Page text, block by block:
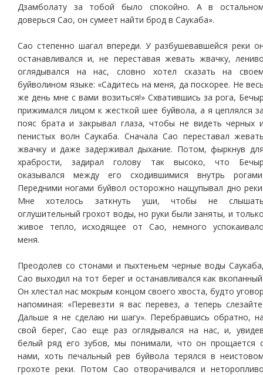
Дзамболату за тобой было спокойно. А в
доверься Сао, он сумеет найти брод в Саукаба».
Сао степенно шагал впереди. У разбушевавшейся реки
останавливался и, не переставая жевать жвачку,
оглядывался на нас, словно хотел сказать на
буйволином языке: «Садитесь на меня, да поскорее. Не
же день мне с вами возиться!» Схватившись за рога,
прижимался лицом к жесткой шее буйвола, а я цеплялся
пояс брата и закрывал глаза, чтобы не видеть черных
пенистых волн Саукаба. Сначала Сао переставал
жвачку и даже задерживал дыхание. Потом, фыркнув
храбрости, задирал голову так высоко, что
оказывался между его сходившимися внутрь
Передними ногами буйвол осторожно нащупывал дно
Мне хотелось заткнуть уши, чтобы не
оглушительный грохот воды, но руки были заняты, и
живое тепло, исходящее от Сао, немного
меня.
Преодолев со стонами и пыхтеньем черные воды
Сао выходил на тот берег и останавливался как
Он хлестал нас мокрым концом своего хвоста, будто
напоминая: «Перевезти я вас перевез, а теперь
Дальше я не сделаю ни шагу». Перебравшись обратно,
свой берег, Сао еще раз оглядывался на нас, и,
белый ряд его зубов, мы понимали, что он прощается
нами, хоть печальный рев буйвола терялся в
грохоте реки. Потом Сао отворачивался и